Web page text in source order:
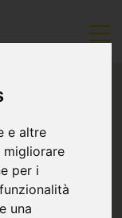
e altre
per i
una